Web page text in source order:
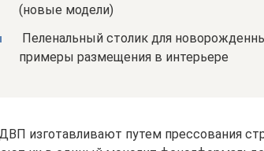
(новые модели)
Пеленальный столик для
примеры размещения в интерьере
изготавливают путем прессования